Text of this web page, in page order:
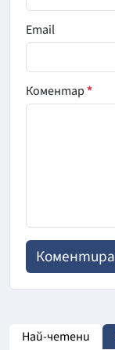
Email
Коментар*
Най-четени